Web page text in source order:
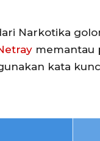
Narkotika
memantau
kata